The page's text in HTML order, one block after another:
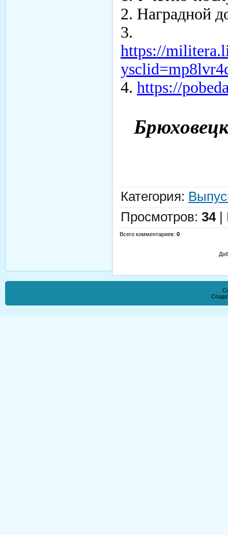
2. Наградной
3.
https://
4. https://
Категория:
Просмотров: 34|
Всего комментариев: 0